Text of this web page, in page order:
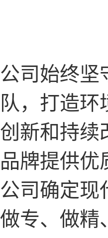
公司始终坚
队，打造
创新和持续
品牌提供优
公司确定现
做专、做精